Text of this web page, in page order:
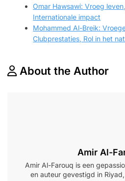
Omar Hawsawi: Vroeg
Internationale impact
Mohammed Al-Breik:
Clubprestaties, Rol in het
About the Author
Amir Al-
Amir Al-Farouq is een
en auteur gevestigd in